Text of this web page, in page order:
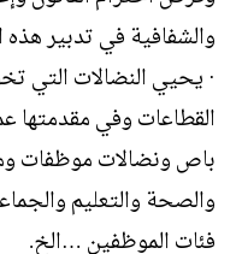
والشفافية في تدبير
· يحيي النضالات التي
القطاعات وفي
باص ونضالات موظفات
والصحة والتعليم
فئات الموظفين …الخ.